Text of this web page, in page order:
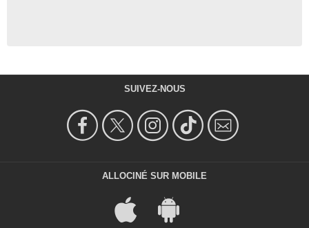
SUIVEZ-NOUS
ALLOCINÉ SUR MOBILE